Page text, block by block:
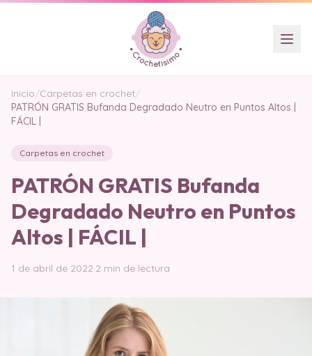
Inicio/Carpetas en crochet/
PATRÓN GRATIS Bufanda Degradado Neutro en Puntos Altos |
FÁCIL |
Carpetas en crochet
PATRÓN GRATIS Bufanda
Degradado Neutro en Puntos
Altos | FÁCIL |
1 de abril de 2022·2 min de lectura